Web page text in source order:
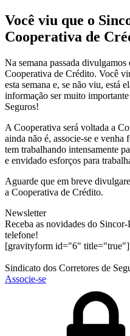
Você viu que o
Cooperativa de
Na semana passada
Cooperativa de Crédito. Você
esta semana e, se não viu, está
informação ser muito
Seguros!
A Cooperativa será voltada a
ainda não é, associe-se e venha
tem trabalhando intensamente
e envidado esforços para
Aguarde que em breve
a Cooperativa de Crédito.
Newsletter
Receba as novidades do
telefone!
[gravityform id="6" title="true"]
Sindicato dos Corretores de
Associe-se